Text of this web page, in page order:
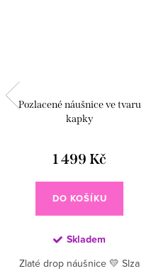
Pozlacené náušnice ve tvaru
kapky
1 499 Kč
DO KOŠÍKU
Skladem
Zlaté drop náušnice 💛 Slza